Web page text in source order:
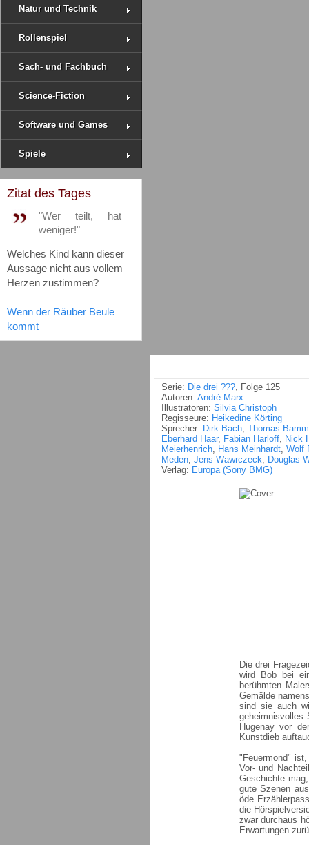
Natur und Technik
Rollenspiel
Sach- und Fachbuch
Science-Fiction
Software und Games
Spiele
Zitat des Tages
"Wer teilt, hat
weniger!"
Welches Kind kann dieser
Aussage nicht aus vollem
Herzen zustimmen?
Wenn der Räuber Beule
kommt
Serie: Die drei ???, Folge 125
Autoren: André Marx
Illustratoren: Silvia Christoph
Regisseure: Heikedine Körting
Sprecher: Dirk Bach, Thomas
Eberhard Haar, Fabian Harloff, Nick
Meierhenrich, Hans Meinhardt, Wolf
Meden, Jens Wawrczeck, Douglas
Verlag: Europa (Sony BMG)
Die drei
wird Bob bei
berühmten
Gemälde
sind sie auch
geheimnisvolles
Hugenay vor
Kunstdieb
"Feuermond"
Vor- und
Geschichte
gute Szenen
öde
die
zwar durchaus
Erwartungen